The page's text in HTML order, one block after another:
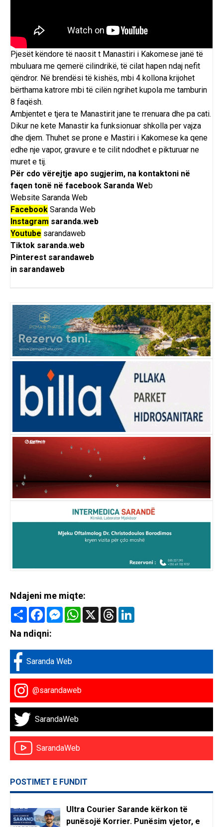
Pjesët këndore të naosit t Manastiri i Kakomese janë të
mbuluara me qemerë cilindrikë, të cilat hapen ndaj nefit
qëndror. Në brendësi të kishës, mbi 4 kollona krijohet
bërthama katrore mbi të cilën ngrihet kupola me tamburin
8 faqësh.
Ambjentet e tjera te Manastirit jane te rrenuara dhe pa cati.
Dikur ne kete Manastir ka funksionuar shkolla per vajza
dhe djem. Thuhet se prone e Mastiri i Kakomese ka qene
edhe nje vapor, gravure e te cilit ndodhet e pikturuar ne
muret e tij.
Për cdo vërejtje apo sugjerim, na kontaktoni në
faqen tonë në facebook Saranda Web
Website Saranda Web
Facebook Saranda Web
Instagram saranda.web
Youtube sarandaweb
Tiktok saranda.web
Pinterest sarandaweb
in sarandaweb
Ndajeni me miqte:
Share FacebookMessenger
WhatsApp
X Threads
Na ndiqni:
Saranda Web
@sarandaweb
SarandaWeb
SarandaWeb
POSTIMET E FUNDIT
Ultra Courier Sarande kërkon të
punësojë Korrier. Punësim vjetor, e